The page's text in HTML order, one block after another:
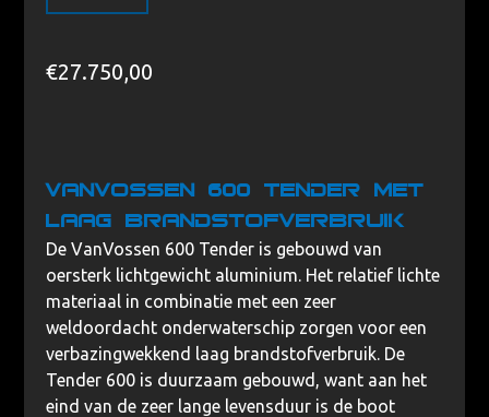
€27.750,00
VanVossen 600 Tender met
laag brandstofverbruik
De VanVossen 600 Tender is gebouwd van
oersterk lichtgewicht aluminium. Het relatief lichte
materiaal in combinatie met een zeer
weldoordacht onderwaterschip zorgen voor een
verbazingwekkend laag brandstofverbruik. De
Tender 600 is duurzaam gebouwd, want aan het
eind van de zeer lange levensduur is de boot